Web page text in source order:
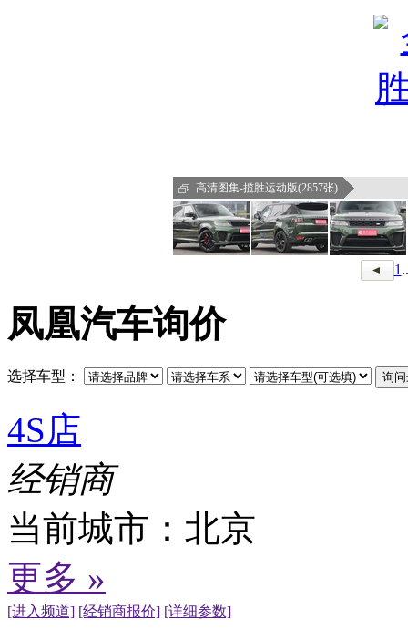
高清图集-揽胜运动版(2857张)
1
凤凰汽车询价
选择车型：
4S店
经销商
当前城市： 北京
更多 »
[进入频道] [经销商报价] [详细参数]